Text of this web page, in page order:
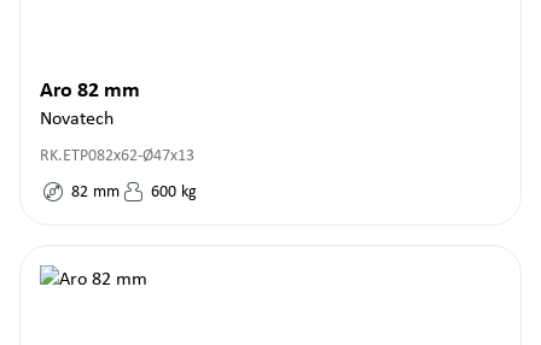
Aro 82 mm
Novatech
RK.ETP082x62-Ø47x13
82 mm 600 kg